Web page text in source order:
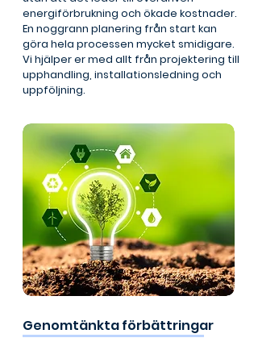
energiförbrukning och ökade kostnader.
En noggrann planering från start kan
göra hela processen mycket smidigare.
Vi hjälper er med allt från projektering till
upphandling, installationsledning och
uppföljning.
Genomtänkta förbättringar